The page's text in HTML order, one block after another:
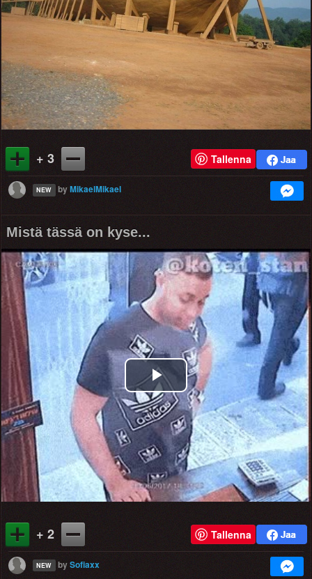
+ 3 Tallenna
NEW byMikaelMikael
Mistä tässä on kyse...
Play
Video
+ 2 Tallenna
NEW bySofiaxx